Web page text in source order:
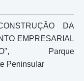
DA
EMPRESARIAL
Parque
Peninsular